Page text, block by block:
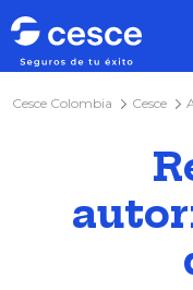
Cesce Colombia Cesce